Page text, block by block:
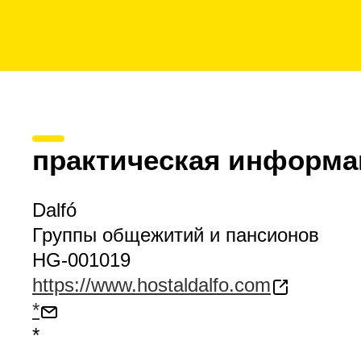
практическая
Dalfó
Группы общежитий и пансионов
HG-001019
https://www.hostaldalfo.com
*
*